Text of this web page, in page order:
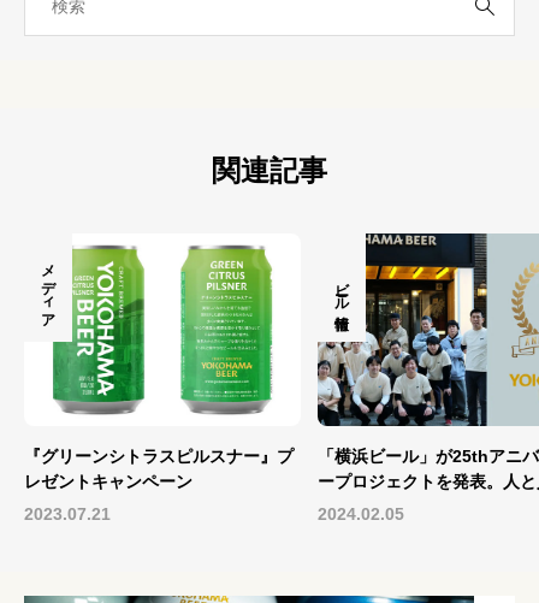
関連記事
『グリーンシトラスピルスナー』プ
レゼントキャンペーン
2023.07.21
メディア
「横浜ビール」が25thアニ
ープロジェクトを発表。人
ぐビールで横...
2024.02.05
ビール情報